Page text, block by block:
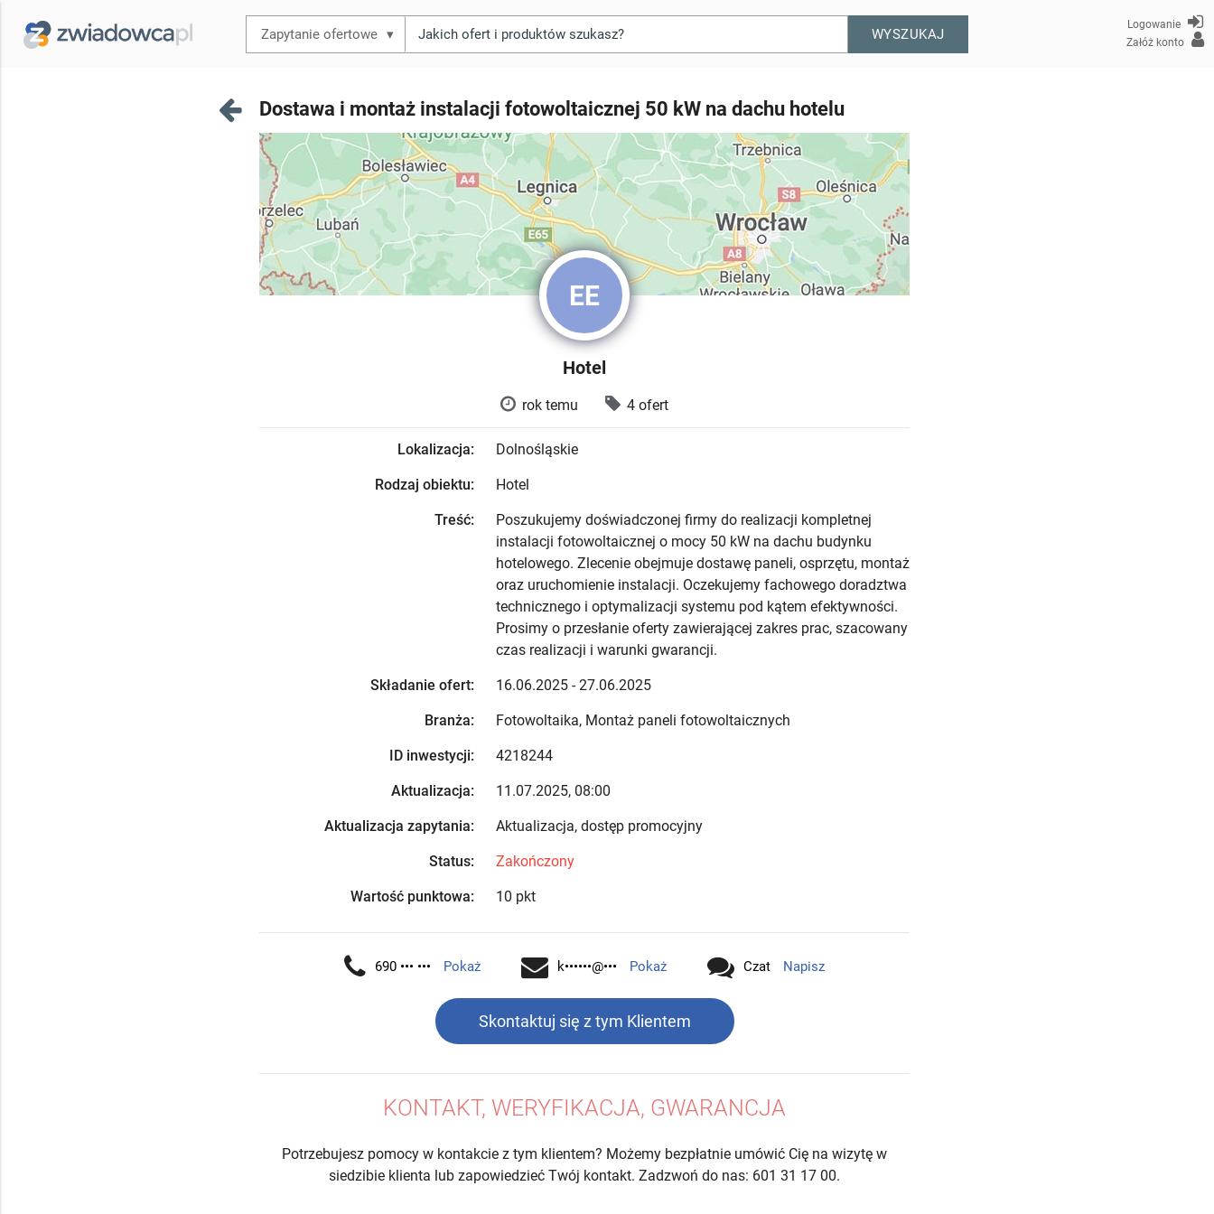
▾ WYSZUKAJ
Logowanie
Załóż konto
Dostawa i montaż instalacji fotowoltaicznej 50 kW na dachu hotelu
EE
Hotel
rok temu 4 ofert
Lokalizacja: Dolnośląskie
Rodzaj obiektu: Hotel
Treść:
Poszukujemy doświadczonej firmy do realizacji kompletnej
instalacji fotowoltaicznej o mocy 50 kW na dachu budynku
hotelowego. Zlecenie obejmuje dostawę paneli, osprzętu, montaż
oraz uruchomienie instalacji. Oczekujemy fachowego doradztwa
technicznego i optymalizacji systemu pod kątem efektywności.
Prosimy o przesłanie oferty zawierającej zakres prac, szacowany
czas realizacji i warunki gwarancji.
Składanie ofert: 16.06.2025 - 27.06.2025
Branża: Fotowoltaika, Montaż paneli fotowoltaicznych
ID inwestycji: 4218244
Aktualizacja: 11.07.2025, 08:00
Aktualizacja zapytania: Aktualizacja, dostęp promocyjny
Status: Zakończony
Wartość punktowa: 10 pkt
690 ••• ••• Pokaż k••••••@••• Pokaż Czat Napisz
Skontaktuj się z tym Klientem
KONTAKT, WERYFIKACJA, GWARANCJA
Potrzebujesz pomocy w kontakcie z tym klientem? Możemy bezpłatnie umówić Cię na wizytę w
siedzibie klienta lub zapowiedzieć Twój kontakt. Zadzwoń do nas: 601 31 17 00.